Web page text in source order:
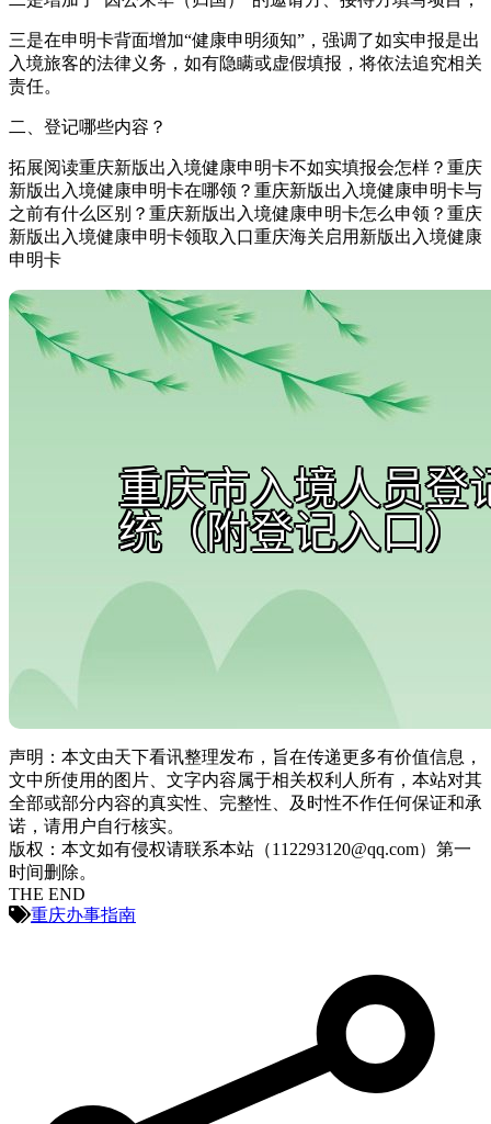
三是在申明卡背面增加“健康申明须知”，强调了如实申报是出
入境旅客的法律义务，如有隐瞒或虚假填报，将依法追究相关
责任。
二、登记哪些内容？
拓展阅读重庆新版出入境健康申明卡不如实填报会怎样？重庆
新版出入境健康申明卡在哪领？重庆新版出入境健康申明卡与
之前有什么区别？重庆新版出入境健康申明卡怎么申领？重庆
新版出入境健康申明卡领取入口重庆海关启用新版出入境健康
申明卡
声明：本文由天下看讯整理发布，旨在传递更多有价值信息，
文中所使用的图片、文字内容属于相关权利人所有，本站对其
全部或部分内容的真实性、完整性、及时性不作任何保证和承
诺，请用户自行核实。
版权：本文如有侵权请联系本站（112293120@qq.com）第一
时间删除。
THE END
重庆办事指南